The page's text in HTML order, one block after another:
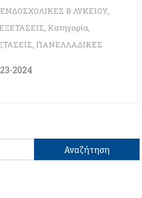
ΕΝΔΟΣΧΟΛΙΚΕΣ Β ΛΥΚΕΙΟΥ,
ΕΞΕΤΑΣΕΙΣ, Κατηγορία,
, ΠΑΝΕΛΛΑΔΙΚΕΣ
2024
Αναζήτηση
για: